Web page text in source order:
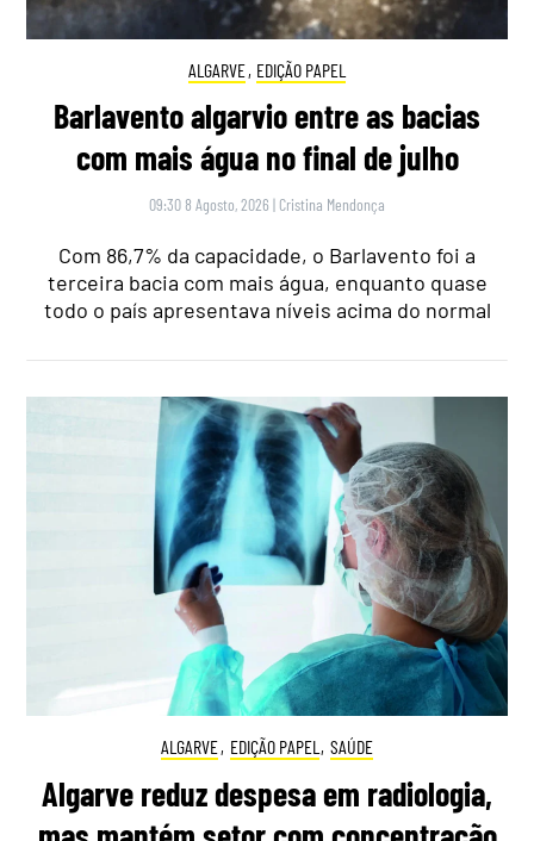
ALGARVE, EDIÇÃO PAPEL
Barlavento algarvio entre as bacias
com mais água no final de julho
09:30 8 Agosto, 2026 | Cristina Mendonça
Com 86,7% da capacidade, o Barlavento foi a
terceira bacia com mais água, enquanto quase
todo o país apresentava níveis acima do normal
ALGARVE, EDIÇÃO PAPEL , SAÚDE
Algarve reduz despesa em radiologia,